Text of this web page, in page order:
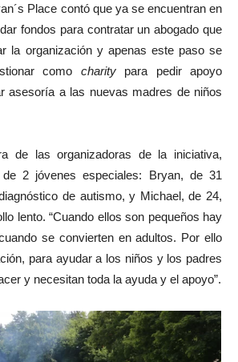
Place contó que ya se encuentran en
fondos para contratar un abogado que
la organización y apenas este paso se
como charitypara pedir apoyo
asesoría a las nuevas madres de niños
de las organizadoras de la iniciativa,
2 jóvenes especiales: Bryan, de 31
de autismo, y Michael, de 24,
lento. “Cuando ellos son pequeños hay
se convierten en adultos. Por ello
para ayudar a los niños y los padres
y necesitan toda la ayuda y el apoyo”.